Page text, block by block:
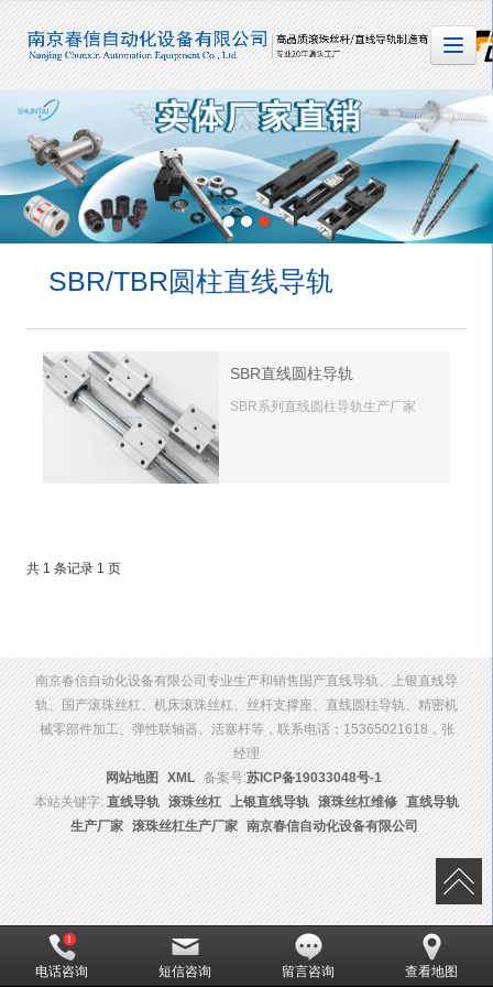
很遗憾，因您的浏览器版本过低导致无法获得最佳浏览体验，推荐下载安装谷歌浏览器！
SBR/TBR圆柱直线导轨
SBR直线圆柱导轨
SBR系列直线圆柱导轨生产厂家
共 1 条记录 1 页
南京春信自动化设备有限公司专业生产和销售国产直线导轨、上银直线导
轨、国产滚珠丝杠、机床滚珠丝杠、丝杆支撑座、直线圆柱导轨、精密机
械零部件加工、弹性联轴器、活塞杆等，联系电话：15365021618，张
经理
网站地图
XML 备案号:苏ICP备19033048号-1
本站关键字: 直线导轨 滚珠丝杠 上银直线导轨 滚珠丝杠维修 直线导轨
生产厂家
滚珠丝杠生产厂家 南京春信自动化设备有限公司
电话咨询 短信咨询 留言咨询 查看地图